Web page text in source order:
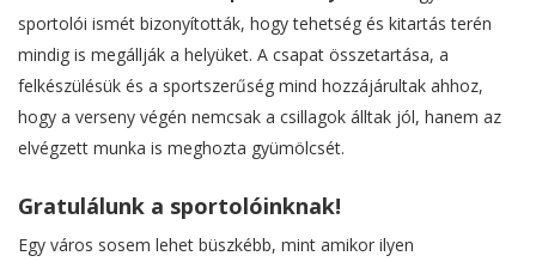
sportolói ismét bizonyították, hogy tehetség és kitartás terén
mindig is megállják a helyüket. A csapat összetartása, a
felkészülésük és a sportszerűség mind hozzájárultak ahhoz,
hogy a verseny végén nemcsak a csillagok álltak jól, hanem az
elvégzett munka is meghozta gyümölcsét.
Gratulálunk a sportolóinknak!
Egy város sosem lehet büszkébb, mint amikor ilyen